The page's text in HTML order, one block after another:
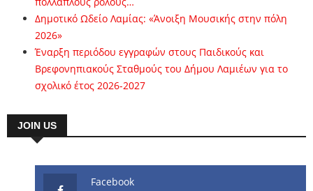
Δημοτικό Ωδείο Λαμίας: «Άνοιξη Μουσικής στην πόλη
2026»
Έναρξη περιόδου εγγραφών στους Παιδικούς και
Βρεφονηπιακούς Σταθμούς του Δήμου Λαμιέων για το
σχολικό έτος 2026-2027
JOIN US
Facebook